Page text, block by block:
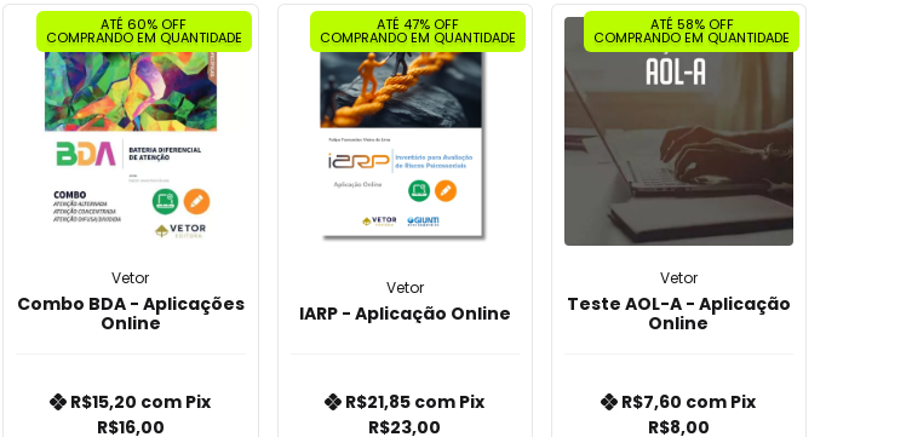
ATÉ 60% OFF
COMPRANDO EM QUANTIDADE
Vetor
Combo BDA - Aplicações
Online
R$16,00
R$15,20 com Pix
ATÉ 47% OFF
COMPRANDO EM QUANTIDADE
Vetor
IARP - Aplicação Online
R$23,00
R$21,85 com Pix
ATÉ 58% OFF
COMPRANDO EM QUANTIDADE
Vetor
Teste AOL-A - Aplicação
Online
R$8,00
R$7,60 com Pix